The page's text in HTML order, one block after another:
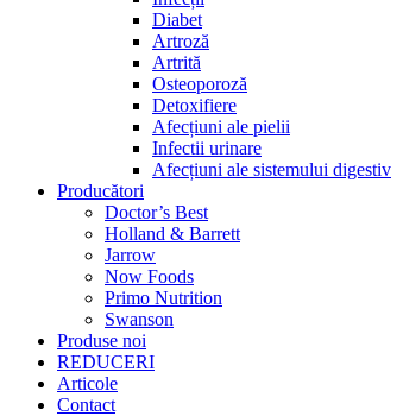
Diabet
Artroză
Artrită
Osteoporoză
Detoxifiere
Afecțiuni ale pielii
Infectii urinare
Afecțiuni ale sistemului digestiv
Producători
Doctor’s Best
Holland & Barrett
Jarrow
Now Foods
Primo Nutrition
Swanson
Produse noi
REDUCERI
Articole
Contact